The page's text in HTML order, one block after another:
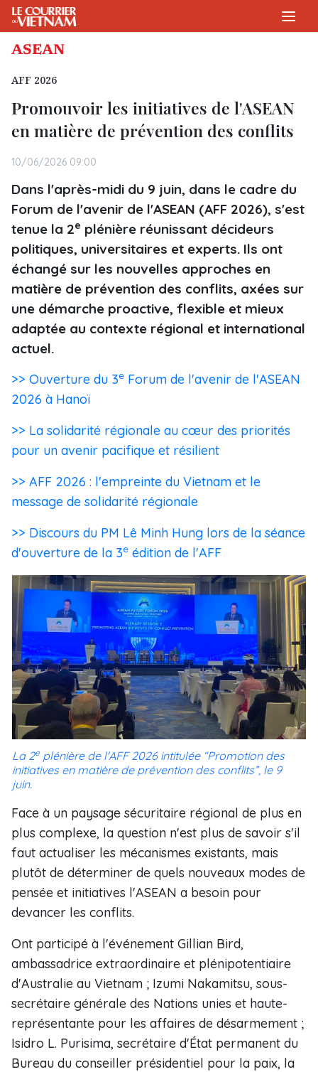
ASEAN
AFF 2026
Promouvoir les initiatives de l'ASEAN
en matière de prévention des conflits
10/06/2026 09:00
Dans l'après-midi du 9 juin, dans le cadre du
Forum de l'avenir de l'ASEAN (AFF 2026), s'est
tenue la 2e plénière réunissant décideurs
politiques, universitaires et experts. Ils ont
échangé sur les nouvelles approches en
matière de prévention des conflits, axées sur
une démarche proactive, flexible et mieux
adaptée au contexte régional et international
actuel.
>> Ouverture du 3e Forum de l'avenir de l'ASEAN
2026 à Hanoï
>> La solidarité régionale au cœur des priorités
pour un avenir pacifique et résilient
>> AFF 2026 : l'empreinte du Vietnam et le
message de solidarité régionale
>> Discours du PM Lê Minh Hung lors de la séance
d'ouverture de la 3e édition de l'AFF
La 2e plénière de l'AFF 2026 intitulée “Promotion des
initiatives en matière de prévention des conflits”, le 9
juin.
Face à un paysage sécuritaire régional de plus en
plus complexe, la question n'est plus de savoir s'il
faut actualiser les mécanismes existants, mais
plutôt de déterminer de quels nouveaux modes de
pensée et initiatives l'ASEAN a besoin pour
devancer les conflits.
Ont participé à l'événement Gillian Bird,
ambassadrice extraordinaire et plénipotentiaire
d'Australie au Vietnam ; Izumi Nakamitsu, sous-
secrétaire générale des Nations unies et haute-
représentante pour les affaires de désarmement ;
Isidro L. Purisima, secrétaire d'État permanent du
Bureau du conseiller présidentiel pour la paix, la